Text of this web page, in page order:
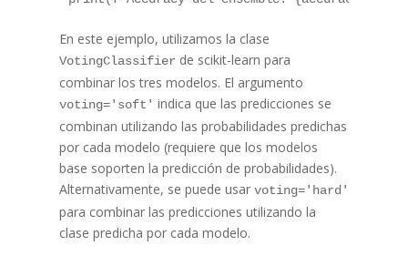
En este ejemplo, utilizamos la clase
VotingClassifier de scikit-learn para
combinar los tres modelos. El argumento
voting='soft' indica que las predicciones se
combinan utilizando las probabilidades predichas
por cada modelo (requiere que los modelos
base soporten la predicción de probabilidades).
Alternativamente, se puede usar voting='hard'
para combinar las predicciones utilizando la
clase predicha por cada modelo.